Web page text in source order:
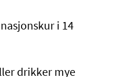
i 14
drikker mye